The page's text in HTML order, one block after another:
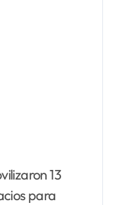
13
para